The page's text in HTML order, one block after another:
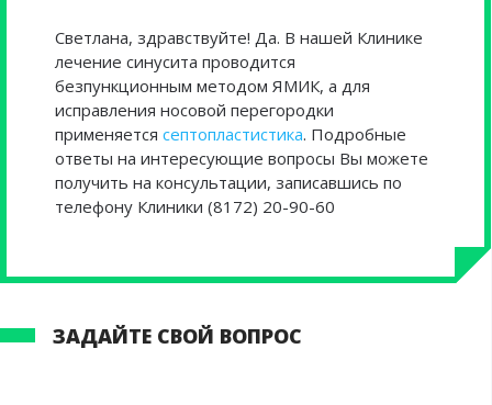
Светлана, здравствуйте! Да. В нашей Клинике
лечение синусита проводится
безпункционным методом ЯМИК, а для
исправления носовой перегородки
применяется септопластистика. Подробные
ответы на интересующие вопросы Вы можете
получить на консультации, записавшись по
телефону Клиники (8172) 20-90-60
ЗАДАЙТЕ СВОЙ ВОПРОС